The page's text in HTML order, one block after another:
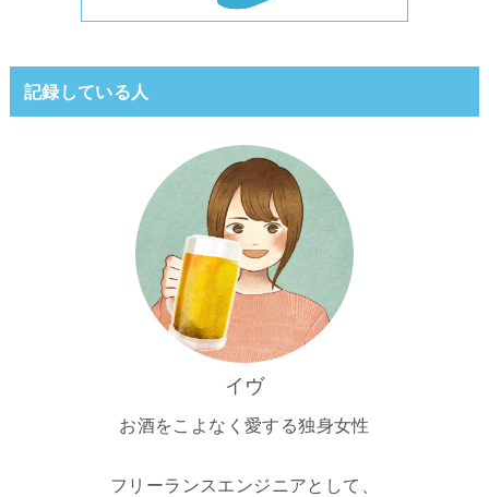
記録している人
イヴ
お酒をこよなく愛する独身女性
フリーランスエンジニアとして、